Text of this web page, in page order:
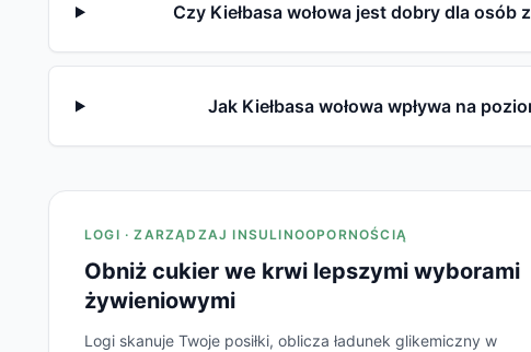
Czy Kiełbasa wołowa jest dobry dla osób
Jak Kiełbasa wołowa wpływa na
LOGI · ZARZĄDZAJ INSULINOOPORNOŚCIĄ
Obniż cukier we krwi lepszymi wyborami
żywieniowymi
Logi skanuje Twoje posiłki, oblicza ładunek glikemiczny w